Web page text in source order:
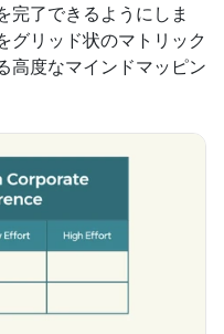
完了できるようにしま
グリッド状のマトリック
高度なマインドマッピン